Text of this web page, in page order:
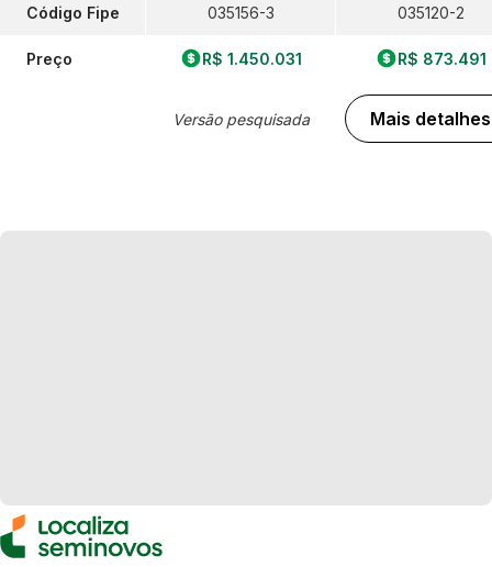
Código Fipe
Preço
035156-3
R$ 1.450.031
Versão pesquisada
035120-2
R$ 873.491
Mais detalhes